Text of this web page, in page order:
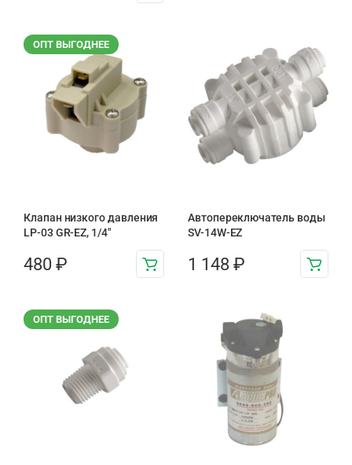
ОПТ ВЫГОДНЕЕ
Клапан низкого давления
LP-03 GR-EZ, 1/4"
480 ₽
Автопереключатель воды
SV-14W-EZ
1 148 ₽
ОПТ ВЫГОДНЕЕ